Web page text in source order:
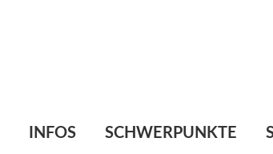
INFOS SCHWERPUNKTE